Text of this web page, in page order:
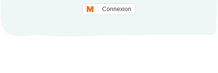
Connexion